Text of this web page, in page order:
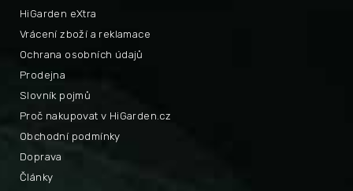
HiGarden eXtra
Proč nakupovat v HiGarden.cz
Vrácení zboží a reklamace
Obchodní podmínky
Ochrana osobních údajů
Doprava
Prodejna
Články
Slovník pojmů